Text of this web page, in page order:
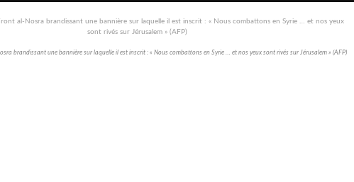
brandissant une bannière sur laquelle il est inscrit : « Nous combattons en Syrie … et nos yeux sont rivés sur Jérusalem » (AFP)